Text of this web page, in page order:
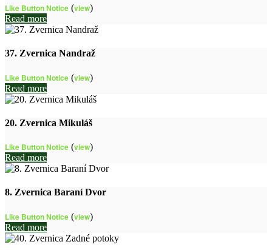
Like Button Notice (view)
Read more
37. Zvernica Nandraž
Like Button Notice (view)
Read more
20. Zvernica Mikuláš
Like Button Notice (view)
Read more
8. Zvernica Baraní Dvor
Like Button Notice (view)
Read more